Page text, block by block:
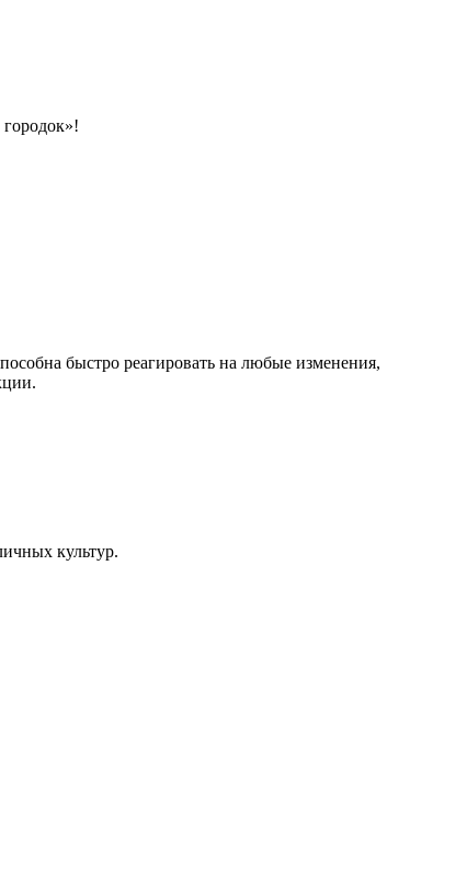
быстро реагировать на любые изменения,
культур.